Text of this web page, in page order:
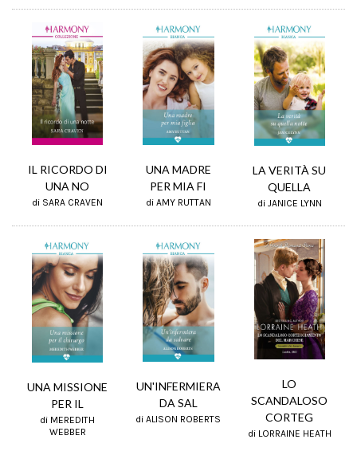
IL RICORDO DI
UNA NO
di SARA CRAVEN
UNA MADRE
PER MIA FI
di AMY RUTTAN
LA VERITÀ SU
QUELLA
di JANICE LYNN
UNA MISSIONE
PER IL
di MEREDITH
WEBBER
UN'INFERMIERA
DA SAL
di ALISON ROBERTS
LO
SCANDALOSO
CORTEG
di LORRAINE HEATH